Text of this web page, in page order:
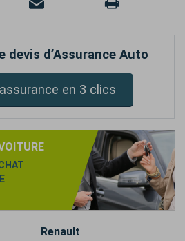
devis d’Assurance Auto
en 3 clics
Renault